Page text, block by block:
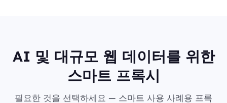
AI 및 대규모 웹 데이터를 위한
스마트 프록시
필요한 것을 선택하세요 — 스마트 사용 사례용 프록